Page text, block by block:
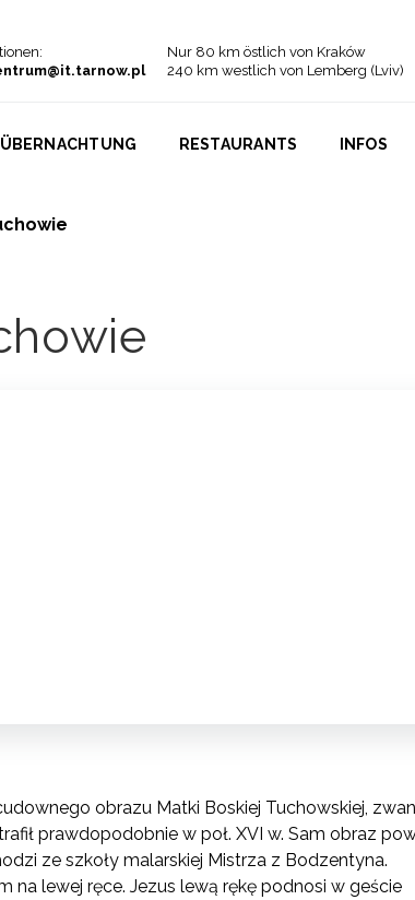
Nur 80 km östlich von Kraków
240 km westlich von Lemberg (Lviv)
ÜBERNACHTUNG RESTAURANTS INFOS
obrazu Matki Boskiej Tuchowskiej,
prawdopodobnie w poł. XVI w. Sam obraz
ze szkoły malarskiej Mistrza z Bodzentyna.
na lewej ręce. Jezus lewą rękę podnosi w geście